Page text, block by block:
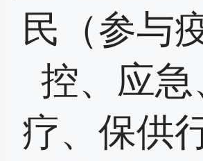
民（参与
控、应急
疗、保供